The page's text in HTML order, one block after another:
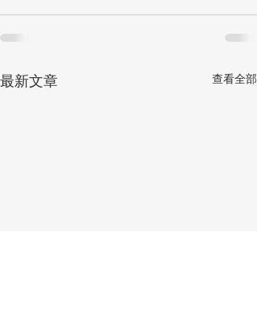
最新文章 查看全部